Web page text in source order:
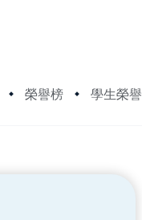
榮譽榜 學生榮譽